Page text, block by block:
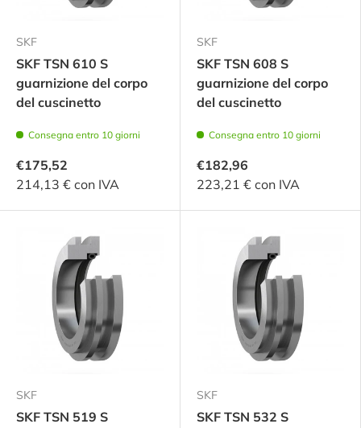
SKF
SKF TSN 610 S
guarnizione del corpo
del cuscinetto
Consegna entro 10 giorni
€175,52
214,13 € con IVA
SKF
SKF TSN 608 S
guarnizione del corpo
del cuscinetto
Consegna entro 10 giorni
€182,96
223,21 € con IVA
SKF
SKF TSN 519 S
SKF
SKF TSN 532 S